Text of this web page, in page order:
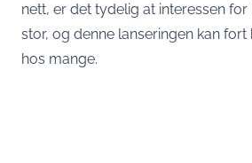
nett, er det tydelig at interessen for
stor, og denne lanseringen kan
hos mange.